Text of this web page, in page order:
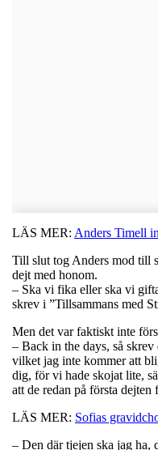
LÄS MER: Anders Timell
Till slut tog Anders mod till
dejt med honom.
– Ska vi fika eller ska vi
skrev i ”Tillsammans med
Men det var faktiskt inte
– Back in the days, så
vilket jag inte kommer att
dig, för vi hade skojat lite,
att de redan på första
LÄS MER: Sofias
– Den där tjejen ska jag ha,